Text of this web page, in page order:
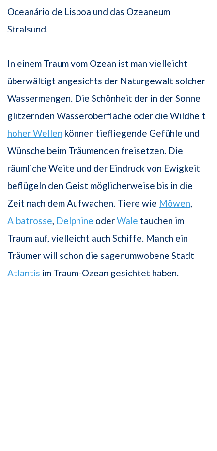
Oceanário de Lisboa und das Ozeaneum
Stralsund.
In einem Traum vom Ozean ist man vielleicht
überwältigt angesichts der Naturgewalt solcher
Wassermengen. Die Schönheit der in der Sonne
glitzernden Wasseroberfläche oder die Wildheit
hoher Wellen können tiefliegende Gefühle und
Wünsche beim Träumenden freisetzen. Die
räumliche Weite und der Eindruck von Ewigkeit
beflügeln den Geist möglicherweise bis in die
Zeit nach dem Aufwachen. Tiere wie Möwen
Albatrosse Delphine oderWale tauchen im
Traum auf, vielleicht auch Schiffe. Manch ein
Träumer will schon die sagenumwobene Stadt
Atlantis im Traum-Ozean gesichtet haben.